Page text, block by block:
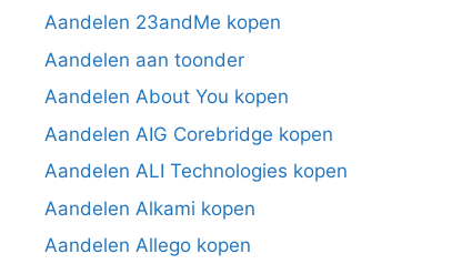
Aandelen 23andMe kopen
Aandelen aan toonder
Aandelen About You kopen
Aandelen AIG Corebridge kopen
Aandelen ALI Technologies kopen
Aandelen Alkami kopen
Aandelen Allego kopen